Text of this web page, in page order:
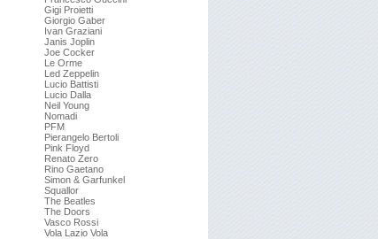
Gigi Proietti
Giorgio Gaber
Ivan Graziani
Janis Joplin
Joe Cocker
Le Orme
Led Zeppelin
Lucio Battisti
Lucio Dalla
Neil Young
Nomadi
PFM
Pierangelo Bertoli
Pink Floyd
Renato Zero
Rino Gaetano
Simon & Garfunkel
Squallor
The Beatles
The Doors
Vasco Rossi
Vola Lazio Vola